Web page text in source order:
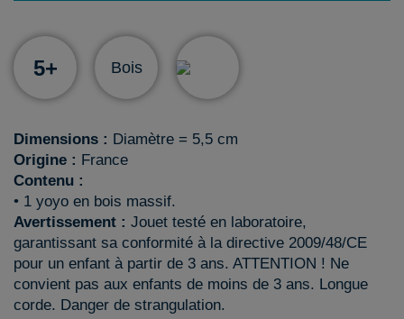
5+ Bois
Dimensions : Diamètre = 5,5 cm
Origine : France
Contenu :
• 1 yoyo en bois massif.
Avertissement : Jouet testé en laboratoire,
garantissant sa conformité à la directive 2009/48/CE
pour un enfant à partir de 3 ans. ATTENTION ! Ne
convient pas aux enfants de moins de 3 ans. Longue
corde. Danger de strangulation.